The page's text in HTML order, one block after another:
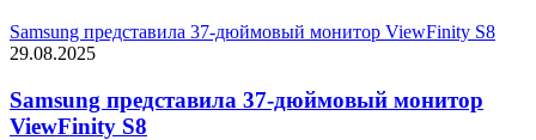
Samsung представила 37-дюймовый монитор ViewFinity S8
29.08.2025
Samsung представила 37-дюймовый монитор
ViewFinity S8